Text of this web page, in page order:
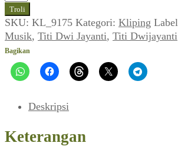
Titi
Dwi
Jayanti:
Lebih
Baik
Jadi
(FORUM,
April
1993)
Troli
SKU: KL_9175 Kategori: Kliping Label
Musik, Titi Dwi Jayanti, Titi Dwijayanti
Bagikan
Deskripsi
Keterangan